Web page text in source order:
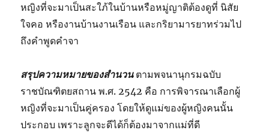
หญิงที่จะมาเป็นสะใภ้ในบ้านหรือหมู่ญาติต้องดูที่ นิสัย
ใจคอ หรืองานบ้านงานเรือน และกริยามารยาทร่วมไป
ถึงคำพูดคำจา
สรุปความหมายของสำนวนตามพจนานุกรมฉบับ
ราชบัณฑิตยสถาน พ.ศ. 2542 คือ การพิจารณาเลือกผู้
หญิงที่จะมาเป็นคู่ครอง โดยให้ดูแม่ของผู้หญิงคนนั้น
ประกอบ เพราะลูกจะดีได้ก็ต้องมาจากแม่ที่ดี